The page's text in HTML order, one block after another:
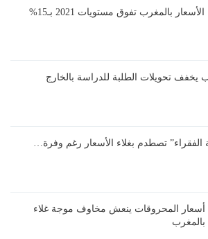
بالمغرب تفوق مستويات 2021 بـ15%
يخفف تحويلات الطلبة للدراسة بالخارج
الفقراء” تصطدم بغلاء الأسعار رغم وفرة…
أسعار المحروقات ينعش مخاوف موجة غلاء
بالمغرب